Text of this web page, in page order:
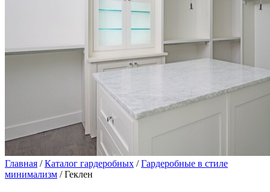
Главная /Каталог гардеробных /Гардеробные в стиле
минимализм / Геклен